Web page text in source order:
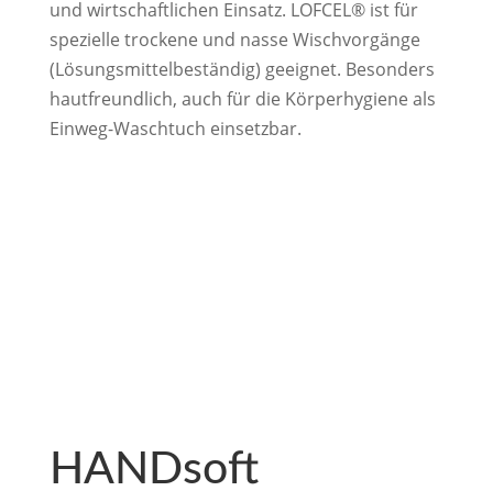
und wirtschaftlichen Einsatz. LOFCEL® ist für
spezielle trockene und nasse Wischvorgänge
(Lösungsmittelbeständig) geeignet. Besonders
hautfreundlich, auch für die Körperhygiene als
Einweg-Waschtuch einsetzbar.
HANDsoft